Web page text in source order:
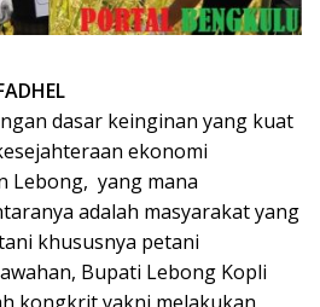
dasar keinginan yang kuat
ekonomi
Lebong, yang mana
adalah masyarakat yang
khususnya petani
Bupati Lebong Kopli
kongkrit yakni melakukan